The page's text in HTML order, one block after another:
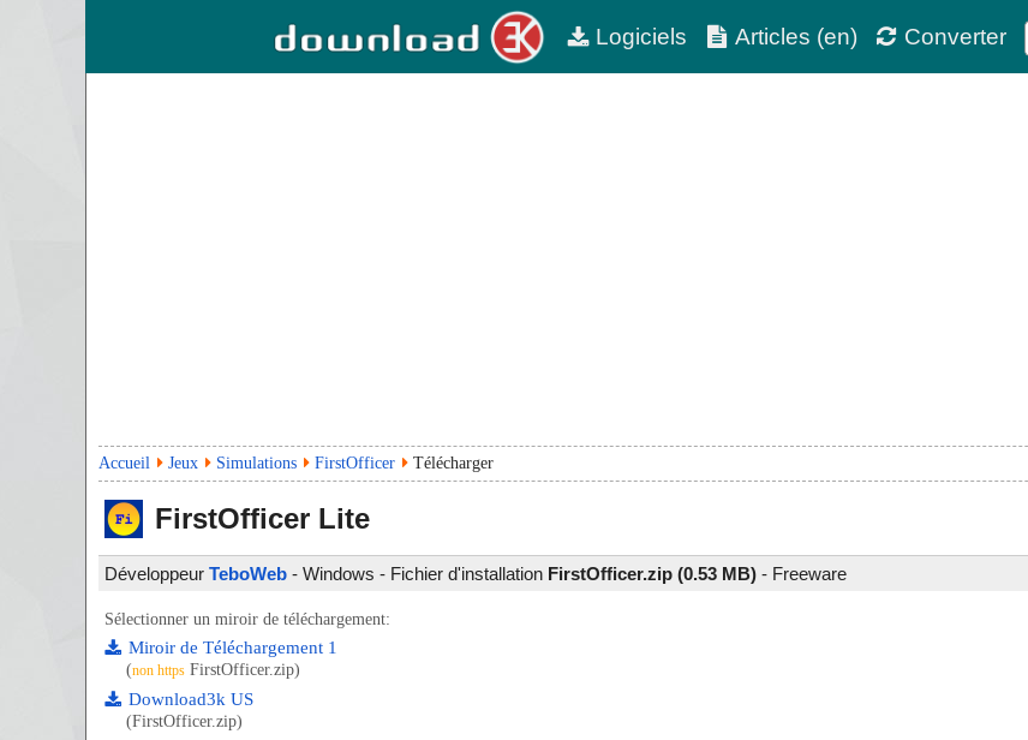
Logiciels Articles (en) Converter
Accueil Jeux Simulations FirstOfficer Télécharger
FirstOfficer Lite
Développeur TeboWeb - Windows - Fichier d'installation FirstOfficer.zip (0.53 MB) - Freeware
Sélectionner un miroir de téléchargement:
Miroir de Téléchargement 1
(non https FirstOfficer.zip)
Download3k US
(FirstOfficer.zip)